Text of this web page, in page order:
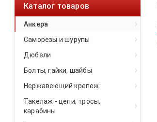
Каталог товаров
Анкера
Саморезы и шурупы
Дюбели
Болты, гайки, шайбы
Нержавеющий крепеж
Такелаж - цепи, тросы,
карабины